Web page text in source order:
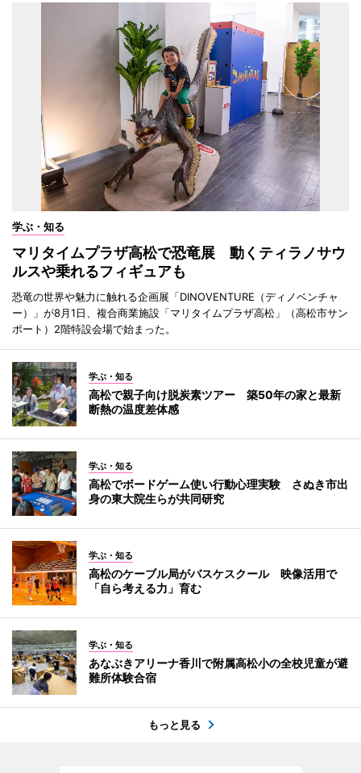
学ぶ・知る
マリタイムプラザ高松で恐竜展 動くティラノサウ
ルスや乗れるフィギュアも
恐竜の世界や魅力に触れる企画展「DINOVENTURE（ディノベンチャ
ー）」が8月1日、複合商業施設「マリタイムプラザ高松」（高松市サン
ポート）2階特設会場で始まった。
学ぶ・知る
高松で親子向け脱炭素ツアー 築50年の家と最新
断熱の温度差体感
学ぶ・知る
高松でボードゲーム使い行動心理実験 さぬき市出
身の東大院生らが共同研究
学ぶ・知る
高松のケーブル局がバスケスクール 映像活用で
「自ら考える力」育む
学ぶ・知る
あなぶきアリーナ香川で附属高松小の全校児童が避
難所体験合宿
もっと見る